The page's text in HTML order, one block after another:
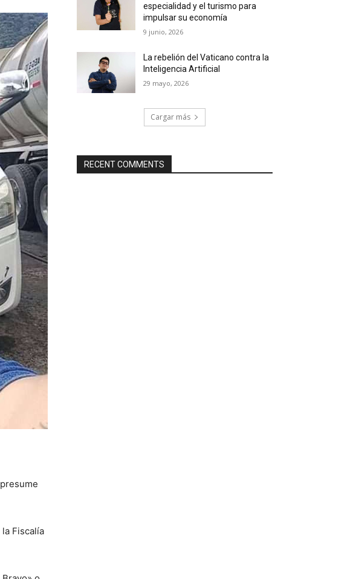
Fiscalía
especialidad y el turismo para
impulsar su economía
9 junio, 2026
La rebelión del Vaticano contra la
Inteligencia Artificial
29 mayo, 2026
Cargar más
RECENT COMMENTS